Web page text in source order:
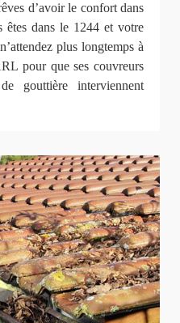
d’avoir le confort dans
dans le 1244 et votre
plus longtemps à
pour que ses couvreurs
gouttière interviennent